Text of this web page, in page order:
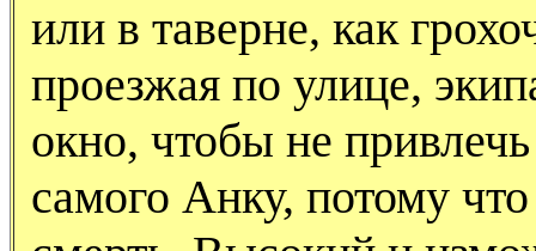
или в таверне, как
проезжая по улице,
окно, чтобы не
самого Анку, потому